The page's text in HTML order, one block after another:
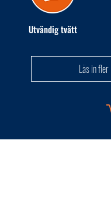
Utvändig tvätt
Läs in fler